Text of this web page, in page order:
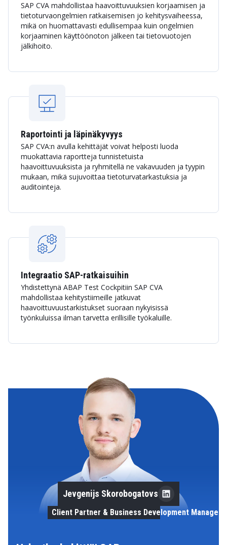
SAP CVA mahdollistaa haavoittuvuuksien korjaamisen ja
tietoturvaongelmien ratkaisemisen jo kehitysvaiheessa,
mikä on huomattavasti edullisempaa kuin ongelmien
korjaaminen käyttöönoton jälkeen tai tietovuotojen
jälkihoito.
Raportointi ja läpinäkyvyys
SAP CVA:n avulla kehittäjät voivat helposti luoda
muokattavia raportteja tunnistetuista
haavoittuvuuksista ja ryhmitellä ne vakavuuden ja tyypin
mukaan, mikä sujuvoittaa tietoturvatarkastuksia ja
auditointeja.
Integraatio SAP-ratkaisuihin
Yhdistettynä ABAP Test Cockpitiin SAP CVA
mahdollistaa kehitystiimeille jatkuvat
haavoittuvuustarkistukset suoraan nykyisissä
työnkuluissa ilman tarvetta erillisille työkaluille.
Jevgenijs Skorobogatovs
Client Partner & Business Development Manager